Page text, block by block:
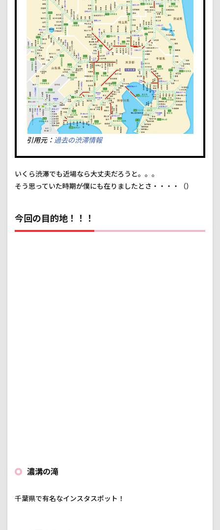
引用元： 過去の渋滞情報
いくら渋滞でも近場なら大丈夫だろうと。。。
そう思っていた時期が僕にも在りましたとさ・・・・（）
今回の目的地！！！
濃溝の滝
千葉県で有名なインスタスポット！